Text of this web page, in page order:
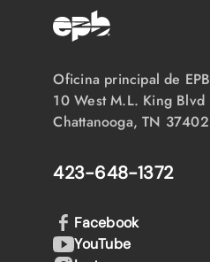
Oficina principal de EPB
10 West M.L. King Blvd
Chattanooga, TN 37402
423-648-1372
Facebook
YouTube